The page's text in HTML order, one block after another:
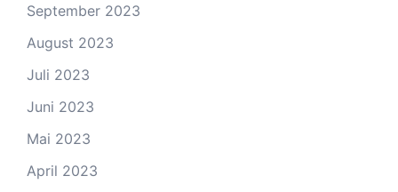
September 2023
August 2023
Juli 2023
Juni 2023
Mai 2023
April 2023